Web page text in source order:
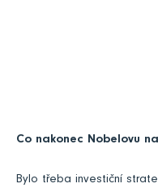
Co nakonec Nobelovu
Bylo třeba investiční